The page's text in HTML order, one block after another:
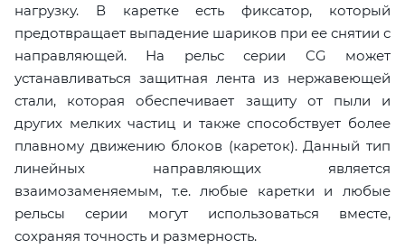
нагрузку. В каретке есть фиксатор, который
предотвращает выпадение шариков при ее снятии с
направляющей. На рельс серии CG может
устанавливаться защитная лента из нержавеющей
стали, которая обеспечивает защиту от пыли и
других мелких частиц и также способствует более
плавному движению блоков (кареток). Данный тип
линейных направляющих является
взаимозаменяемым, т.е. любые каретки и любые
рельсы серии могут использоваться вместе,
сохраняя точность и размерность.